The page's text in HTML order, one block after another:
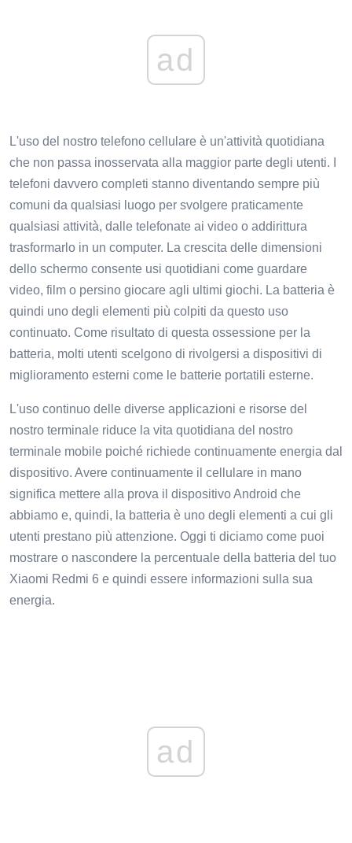
ad
L'uso del nostro telefono cellulare è un'attività quotidiana
che non passa inosservata alla maggior parte degli utenti. I
telefoni davvero completi stanno diventando sempre più
comuni da qualsiasi luogo per svolgere praticamente
qualsiasi attività, dalle telefonate ai video o addirittura
trasformarlo in un computer. La crescita delle dimensioni
dello schermo consente usi quotidiani come guardare
video, film o persino giocare agli ultimi giochi. La batteria è
quindi uno degli elementi più colpiti da questo uso
continuato. Come risultato di questa ossessione per la
batteria, molti utenti scelgono di rivolgersi a dispositivi di
miglioramento esterni come le batterie portatili esterne.
L'uso continuo delle diverse applicazioni e risorse del
nostro terminale riduce la vita quotidiana del nostro
terminale mobile poiché richiede continuamente energia dal
dispositivo. Avere continuamente il cellulare in mano
significa mettere alla prova il dispositivo Android che
abbiamo e, quindi, la batteria è uno degli elementi a cui gli
utenti prestano più attenzione. Oggi ti diciamo come puoi
mostrare o nascondere la percentuale della batteria del tuo
Xiaomi Redmi 6 e quindi essere informazioni sulla sua
energia.
ad